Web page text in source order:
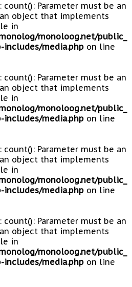
: count(): Parameter must be an
object that implements
in
monoloog.net/public_
includes/media.php on line
: count(): Parameter must be an
object that implements
in
monoloog.net/public_
includes/media.php on line
: count(): Parameter must be an
object that implements
in
monoloog.net/public_
includes/media.php on line
: count(): Parameter must be an
object that implements
in
monoloog.net/public_
includes/media.php on line